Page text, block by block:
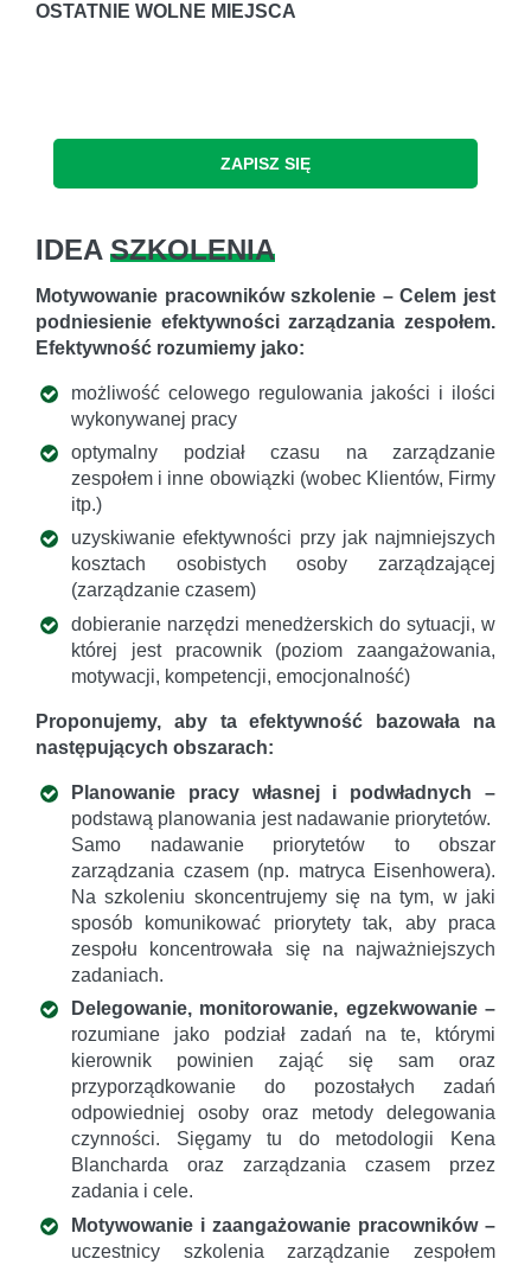
OSTATNIE WOLNE MIEJSCA
ZAPISZ SIĘ
IDEA SZKOLENIA
Motywowanie pracowników szkolenie – Celem jest
podniesienie efektywności zarządzania zespołem.
Efektywność rozumiemy jako:
możliwość celowego regulowania jakości i ilości
wykonywanej pracy
optymalny podział czasu na zarządzanie
zespołem i inne obowiązki (wobec Klientów, Firmy
itp.)
uzyskiwanie efektywności przy jak najmniejszych
kosztach osobistych osoby zarządzającej
(zarządzanie czasem)
dobieranie narzędzi menedżerskich do sytuacji, w
której jest pracownik (poziom zaangażowania,
motywacji, kompetencji, emocjonalność)
Proponujemy, aby ta efektywność bazowała na
następujących obszarach:
Planowanie pracy własnej i podwładnych –
podstawą planowania jest nadawanie priorytetów.
Samo nadawanie priorytetów to obszar
zarządzania czasem (np. matryca Eisenhowera).
Na szkoleniu skoncentrujemy się na tym, w jaki
sposób komunikować priorytety tak, aby praca
zespołu koncentrowała się na najważniejszych
zadaniach.
Delegowanie, monitorowanie, egzekwowanie –
rozumiane jako podział zadań na te, którymi
kierownik powinien zająć się sam oraz
przyporządkowanie do pozostałych zadań
odpowiedniej osoby oraz metody delegowania
czynności. Sięgamy tu do metodologii Kena
Blancharda oraz zarządzania czasem przez
zadania i cele.
Motywowanie i zaangażowanie pracowników –
uczestnicy szkolenia zarządzanie zespołem